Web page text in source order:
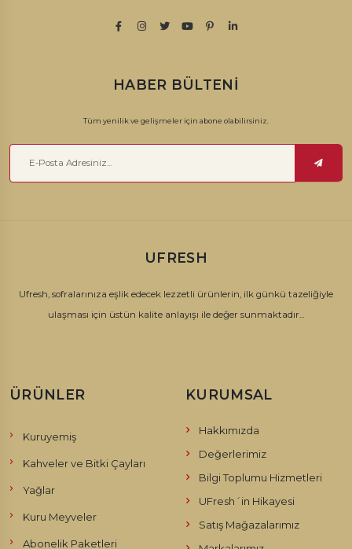
HABER BÜLTENI
Tüm yenilik ve gelişmeler için abone olabilirsiniz.
UFRESH
Ufresh, sofralarınıza eşlik edecek lezzetli ürünlerin, ilk günkü tazeliğiyle
ulaşması için üstün kalite anlayışı ile değer sunmaktadır...
ÜRÜNLER
Kuruyemiş
Kahveler ve Bitki Çayları
Yağlar
Kuru Meyveler
Abonelik Paketleri
KURUMSAL
Hakkımızda
Değerlerimiz
Bilgi Toplumu Hizmetleri
UFresh´in Hikayesi
Satış Mağazalarımız